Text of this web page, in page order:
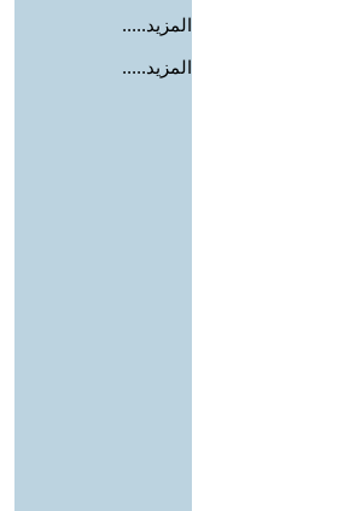
المزيد.....
المزيد.....